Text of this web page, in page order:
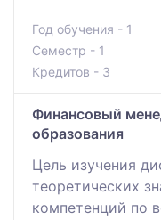
Год обучения - 1
Семестр - 1
Кредитов - 3
Финансовый
образования
Цель изучения
теоретических
компетенций по